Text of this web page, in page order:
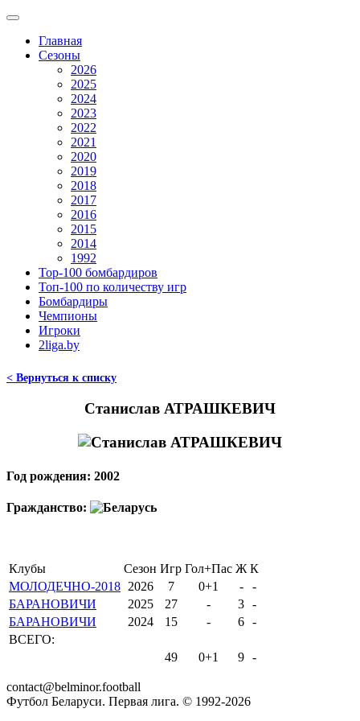
Главная
Сезоны
2026
2025
2024
2023
2022
2021
2020
2019
2018
2017
2016
2015
2014
1992
Top-100 бомбардиров
Топ-100 по количеству игр
Бомбардиры
Чемпионы
Игроки
2liga.by
< Вернуться к списку
Станислав АТРАШКЕВИЧ
Год рождения: 2002
Гражданство:
Клубы Сезон Игр Гол+Пас Ж К
МОЛОДЕЧНО-2018 2026 7 0+1 -
-
БАРАНОВИЧИ
2025 27 - 3 -
БАРАНОВИЧИ
2024 15 - 6 -
ВСЕГО:
49
0+1 9 -
contact@belminor.football
Футбол Беларуси. Первая лига. © 1992-2026